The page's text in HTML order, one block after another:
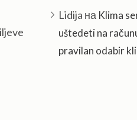
Lidija на Klima
uštedeti na
pravilan odabir